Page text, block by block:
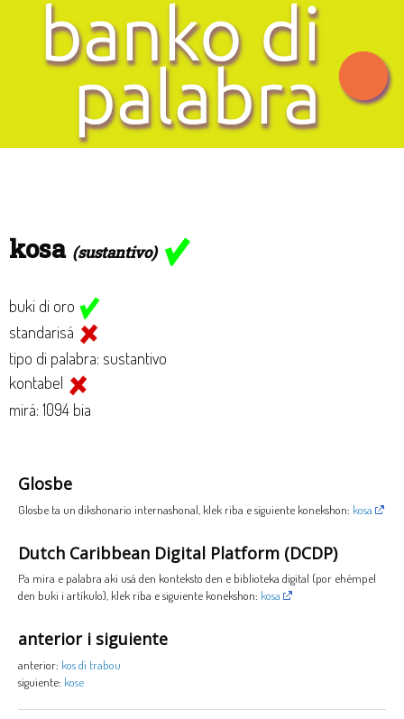
kosa (sustantivo)
buki di oro
standarisá
tipo di palabra: sustantivo
kontabel
mirá: 1094 bia
Glosbe
Glosbe ta un dikshonario internashonal, klek riba e siguiente konekshon: kosa
Dutch Caribbean Digital Platform (DCDP)
Pa mira e palabra aki usá den konteksto den e biblioteka digital (por ehèmpel
den buki i artíkulo), klek riba e siguiente konekshon: kosa
anterior i siguiente
anterior: kos di trabou
siguiente: kose